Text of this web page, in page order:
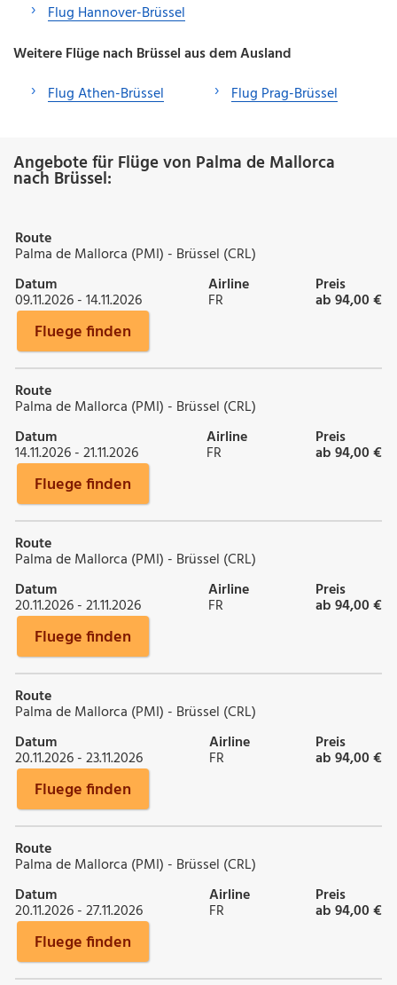
Flug Hannover-Brüssel
Weitere Flüge nach Brüssel aus dem Ausland
Flug Athen-Brüssel
Flug Prag-Brüssel
Angebote für Flüge von Palma de Mallorca
nach Brüssel:
Route
Palma de Mallorca (PMI) - Brüssel (CRL)
Datum
09.11.2026 - 14.11.2026
Airline
FR
Preis
ab 94,00 €
Fluege finden
Route
Palma de Mallorca (PMI) - Brüssel (CRL)
Datum
14.11.2026 - 21.11.2026
Airline
FR
Preis
ab 94,00 €
Fluege finden
Route
Palma de Mallorca (PMI) - Brüssel (CRL)
Datum
20.11.2026 - 21.11.2026
Airline
FR
Preis
ab 94,00 €
Fluege finden
Route
Palma de Mallorca (PMI) - Brüssel (CRL)
Datum
20.11.2026 - 23.11.2026
Airline
FR
Preis
ab 94,00 €
Fluege finden
Route
Palma de Mallorca (PMI) - Brüssel (CRL)
Datum
20.11.2026 - 27.11.2026
Airline
FR
Preis
ab 94,00 €
Fluege finden